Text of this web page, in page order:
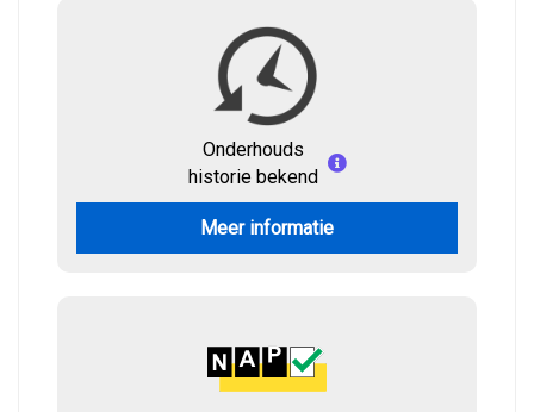
Onderhouds
historie bekend
Meer informatie